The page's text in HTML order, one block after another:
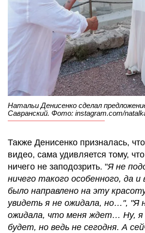
Натальи Денисенко сделал
Савранский. Фото: instagram.com/
Также Денисенко призналась,
видео, сама удивляется тому,
ничего не заподозрить. "Я не
ничего такого особенного, да и
было направлено на эту
увидеть я не ожидала, но…", "Я
ожидала, что меня ждет… Ну, я
будет, но ведь не сегодня. А